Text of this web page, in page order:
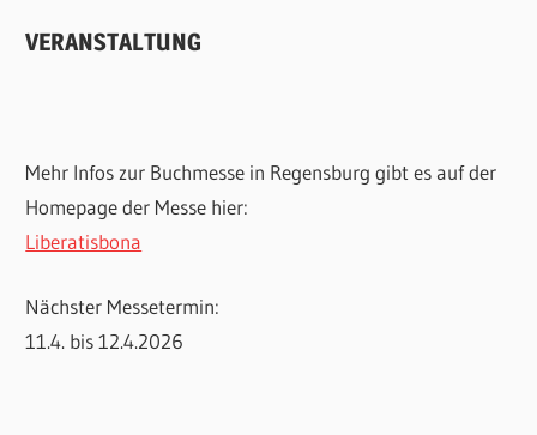
VERANSTALTUNG
Mehr Infos zur Buchmesse in Regensburg gibt es auf der
Homepage der Messe hier:
Liberatisbona
Nächster Messetermin:
11.4. bis 12.4.2026